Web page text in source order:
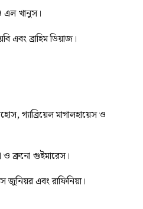
এল খানুস।
ব্রাহিম ডিয়াজ।
গ্যাব্রিয়েল মাগালহায়েস ও
ও ব্রুনো গুইমারেস।
জুনিয়র এবং রাফিনিয়া।